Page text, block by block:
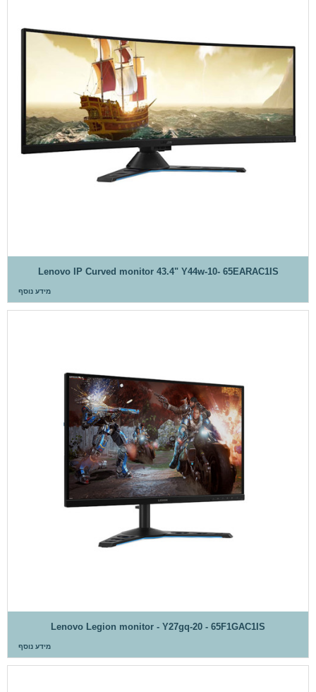
Lenovo IP Curved monitor 43.4" Y44w-10- 65EARAC1IS
מידע נוסף
Lenovo Legion monitor - Y27gq-20 - 65F1GAC1IS
מידע נוסף